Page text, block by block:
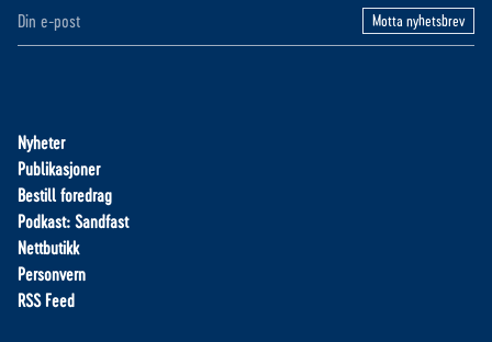
Motta nyhetsbrev
Nyheter
Publikasjoner
Bestill foredrag
Podkast: Sandfast
Nettbutikk
Personvern
RSS Feed